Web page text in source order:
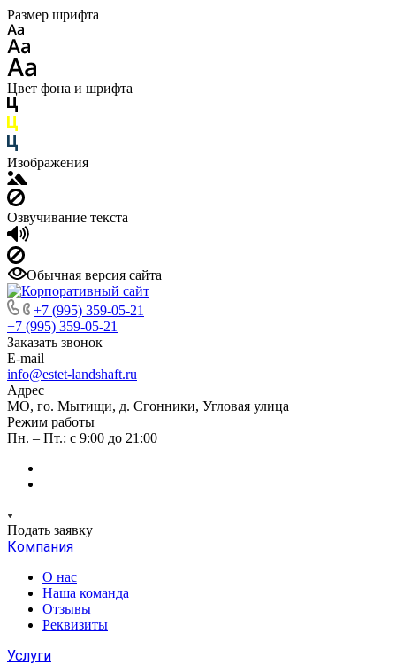
Размер шрифта
Цвет фона и шрифта
Изображения
Озвучивание текста
Обычная версия сайта
+7 (995) 359-05-21
+7 (995) 359-05-21
Заказать звонок
E-mail
info@estet-landshaft.ru
Адрес
МО, го. Мытищи, д. Сгонники, Угловая улица
Режим работы
Пн. – Пт.: с 9:00 до 21:00
Подать заявку
Компания
О нас
Наша команда
Отзывы
Реквизиты
Услуги